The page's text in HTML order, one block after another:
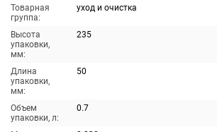
Товарная
группа:
уход и очистка
Высота
упаковки,
мм:
235
Длина
упаковки,
мм:
50
Объем
упаковки, л:
0.7